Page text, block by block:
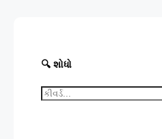
🔍 શોધો